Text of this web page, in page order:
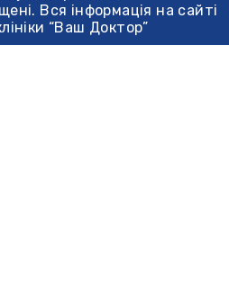
Вся інформація на сайті
“Ваш Доктор”